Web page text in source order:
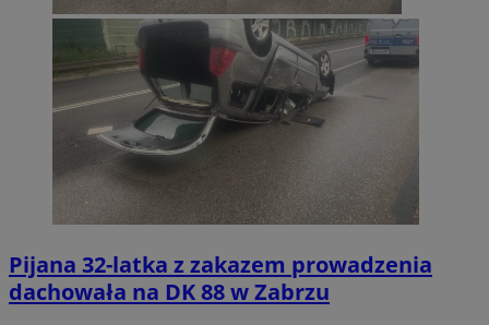
Pijana 32-latka z zakazem prowadzenia
dachowała na DK 88 w Zabrzu